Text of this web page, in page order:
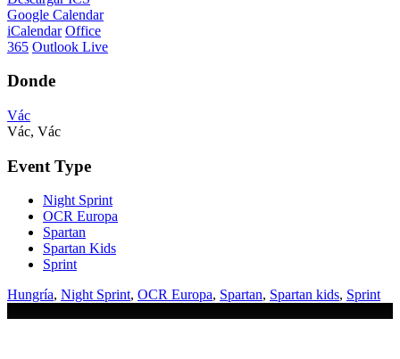
Google Calendar
iCalendar Office
365 Outlook Live
Donde
Vác
Vác, Vác
Event Type
Night Sprint
OCR Europa
Spartan
Spartan Kids
Sprint
Hungría, Night Sprint, OCR Europa, Spartan, Spartan kids, Sprint